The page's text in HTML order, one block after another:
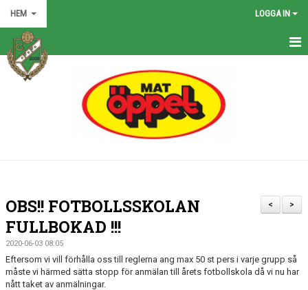
HEM LOGGA IN
HEM
KALENDER
BILDGALLERI
MATCHER
>
<
OBS!! FOTBOLLSSKOLAN
FULLBOKAD !!!
2020-06-03 08:05
Eftersom vi vill förhålla oss till reglerna ang max 50 st pers i varje grupp så
måste vi härmed sätta stopp för anmälan till årets fotbollskola då vi nu har
nått taket av anmälningar.